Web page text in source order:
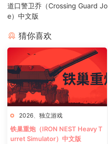
道口警卫乔（Crossing Guard Jo
e）中文版
猜你喜欢
2026 独立游戏
铁巢重炮（IRON NEST Heavy T
urret Simulator）中文版